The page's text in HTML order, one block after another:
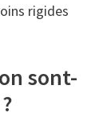
rigides
sont-